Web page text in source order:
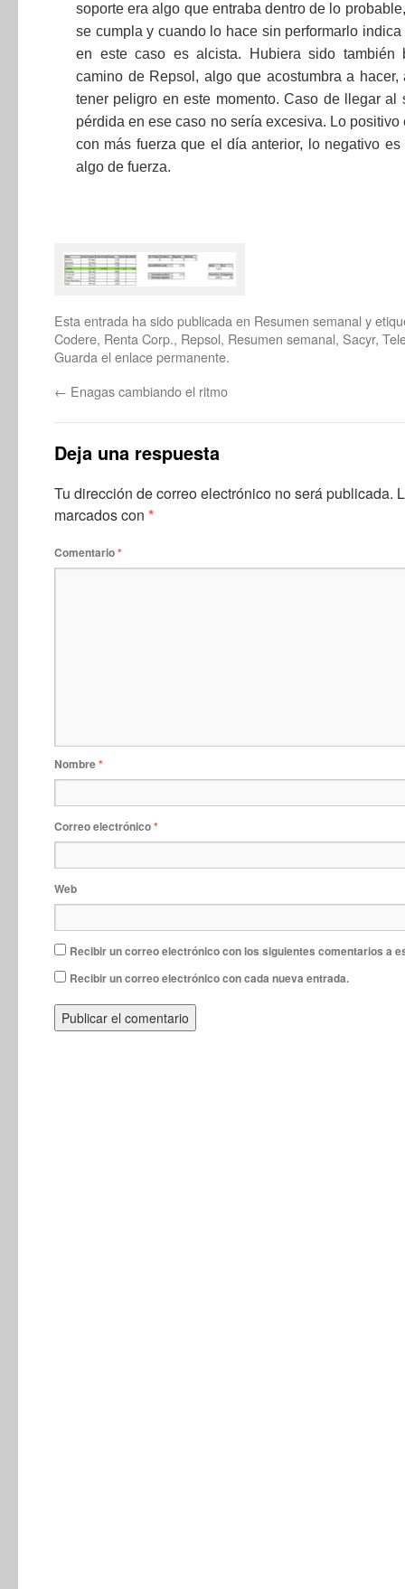
soporte era algo que entraba dentro de lo
se cumpla y cuando lo hace sin performarlo
en este caso es alcista. Hubiera sido también
camino de Repsol, algo que acostumbra a
tener peligro en este momento. Caso de llegar
pérdida en ese caso no sería excesiva. Lo
con más fuerza que el día anterior, lo negativo
algo de fuerza.
Esta entrada ha sido publicada en Resumen semanal y
Codere, Renta Corp., Repsol, Resumen semanal, Sacyr,
Guarda el enlace permanente.
← Enagas cambiando el ritmo
Deja una respuesta
Tu dirección de correo electrónico no será publicada.
marcados con *
Comentario*
Nombre*
Correo electrónico*
Web
Recibir un correo electrónico con los siguientes comentarios a
Recibir un correo electrónico con cada nueva entrada.